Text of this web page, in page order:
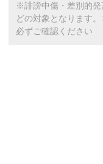
※誹謗中傷・差別的発
どの対象となります
必ずご確認ください